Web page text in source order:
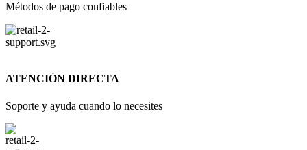
Métodos de pago confiables
ATENCIÓN DIRECTA
Soporte y ayuda cuando lo necesites